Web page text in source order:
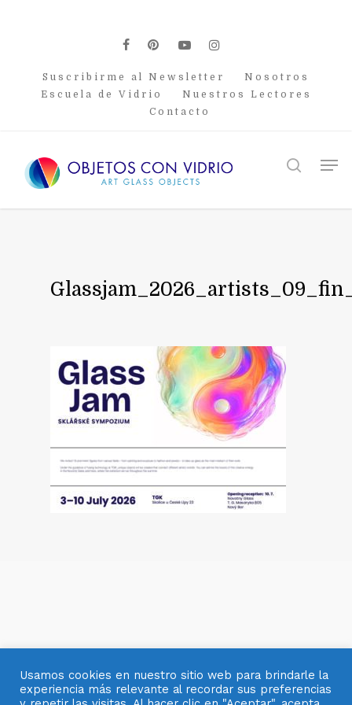
facebook
pinterest
youtubeinstagram
Suscribirme al Newsletter
Nosotros
Escuela de Vidrio
Nuestros Lectores
Contacto
search
Usamos cookies en nuestro sitio web para brindarle la
experiencia más relevante al recordar sus preferencias